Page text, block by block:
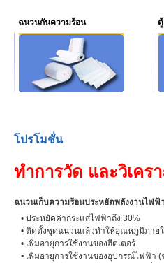
ฉนวนกันความร้อน
โปรโมชั่น
ทำการวัด และวิเคร
ฉนวนเก็บความร้อนประหยัดพลังงานไฟฟ้า
• ประหยัดค่ากระแสไฟฟ้าถึง 30%
• ติดตั้งชุดฉนวนแล้วทำให้อุณหภูมิภายใ
• เพิ่มอายุการใช้งานของฮีตเตอร์
• เพิ่มอายุการใช้งานของอุปกรณ์ไฟฟ้า